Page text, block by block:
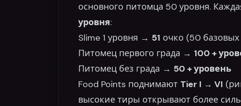
основного питомца 50 уровня.
уровня:
Slime 1 уровня → 51 очко (50 базовых
Питомец первого града → 100 +
Питомец без града → 50 + уровень
Food Points поднимают Tier I → VI
высокие тиры открывают более